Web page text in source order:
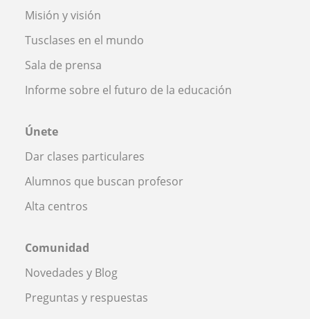
Misión y visión
Tusclases en el mundo
Sala de prensa
Informe sobre el futuro de la educación
Únete
Dar clases particulares
Alumnos que buscan profesor
Alta centros
Comunidad
Novedades y Blog
Preguntas y respuestas